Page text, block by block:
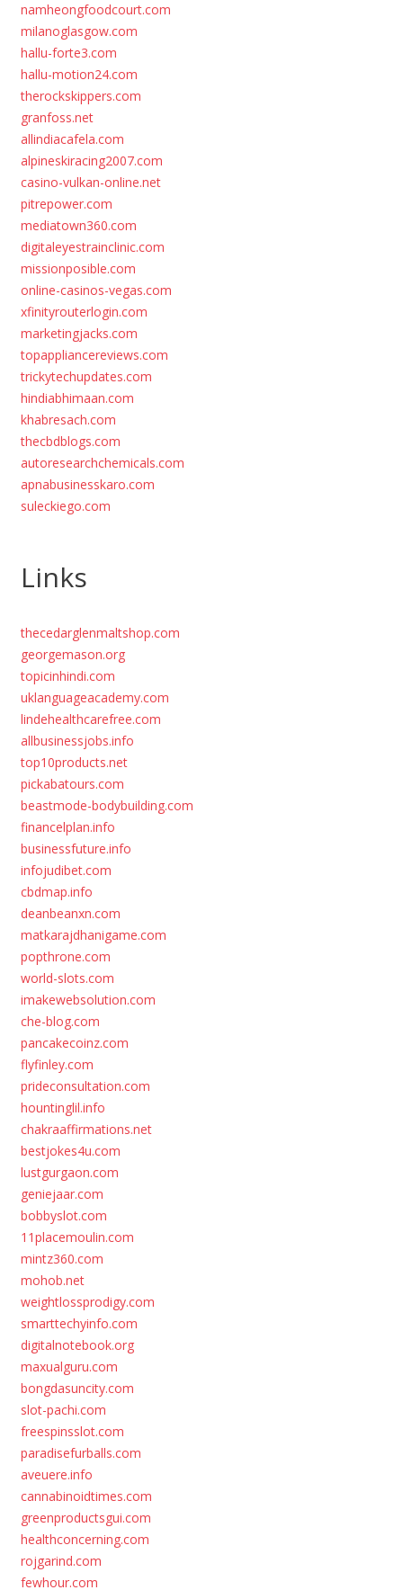
namheongfoodcourt.com
milanoglasgow.com
hallu-forte3.com
hallu-motion24.com
therockskippers.com
granfoss.net
allindiacafela.com
alpineskiracing2007.com
casino-vulkan-online.net
pitrepower.com
mediatown360.com
digitaleyestrainclinic.com
missionposible.com
online-casinos-vegas.com
xfinityrouterlogin.com
marketingjacks.com
topappliancereviews.com
trickytechupdates.com
hindiabhimaan.com
khabresach.com
thecbdblogs.com
autoresearchchemicals.com
apnabusinesskaro.com
suleckiego.com
Links
thecedarglenmaltshop.com
georgemason.org
topicinhindi.com
uklanguageacademy.com
lindehealthcarefree.com
allbusinessjobs.info
top10products.net
pickabatours.com
beastmode-bodybuilding.com
financelplan.info
businessfuture.info
infojudibet.com
cbdmap.info
deanbeanxn.com
matkarajdhanigame.com
popthrone.com
world-slots.com
imakewebsolution.com
che-blog.com
pancakecoinz.com
flyfinley.com
prideconsultation.com
hountinglil.info
chakraaffirmations.net
bestjokes4u.com
lustgurgaon.com
geniejaar.com
bobbyslot.com
11placemoulin.com
mintz360.com
mohob.net
weightlossprodigy.com
smarttechyinfo.com
digitalnotebook.org
maxualguru.com
bongdasuncity.com
slot-pachi.com
freespinsslot.com
paradisefurballs.com
aveuere.info
cannabinoidtimes.com
greenproductsgui.com
healthconcerning.com
rojgarind.com
fewhour.com